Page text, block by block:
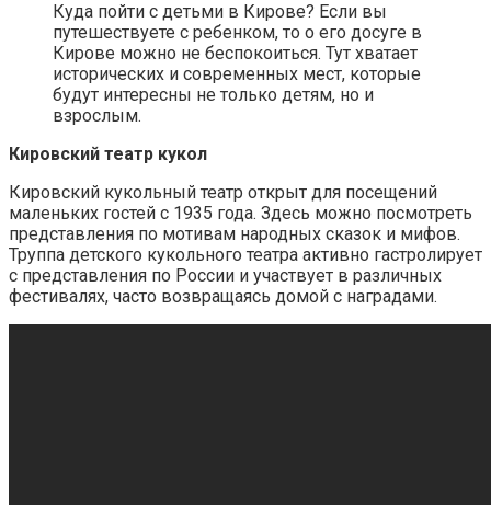
Куда пойти с детьми в Кирове? Если вы
путешествуете с ребенком, то о его досуге в
Кирове можно не беспокоиться. Тут хватает
исторических и современных мест, которые
будут интересны не только детям, но и
взрослым.
Кировский театр кукол
Кировский кукольный театр открыт для посещений
маленьких гостей с 1935 года. Здесь можно посмотреть
представления по мотивам народных сказок и мифов.
Труппа детского кукольного театра активно гастролирует
с представления по России и участвует в различных
фестивалях, часто возвращаясь домой с наградами.